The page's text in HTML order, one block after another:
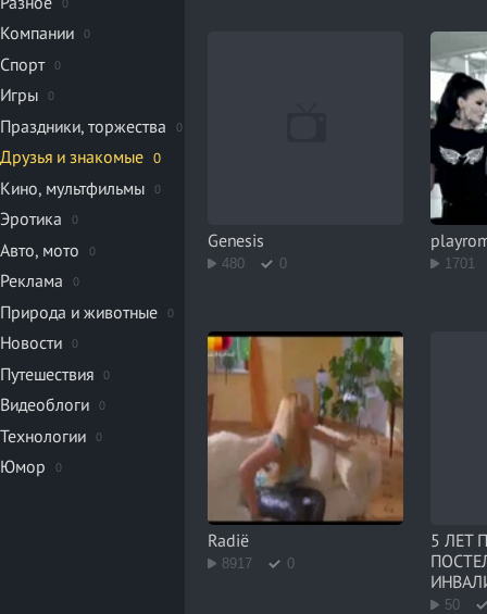
Компании 0
Спорт 0
Игры 0
Праздники, торжества 0
Друзья и знакомые 0
Кино, мультфильмы 0
Эротика 0
Авто, мото 0
Реклама 0
Природа и животные 0
Новости 0
Путешествия 0
Видеоблоги 0
Технологии 0
Юмор 0
Genesis
480 0 1701
Radiё
8917 0
5 ЛЕТ
50